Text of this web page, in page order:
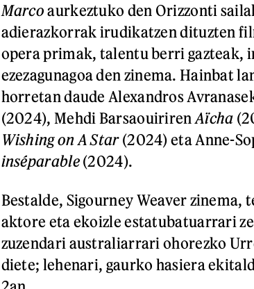
Marco aurkeztuko den Orizzonti
adierazkorrak irudikatzen dituzten
opera primak, talentu berri gazteak,
ezezagunagoa den zinema. Hainbat
horretan daude Alexandros
(2024), Mehdi Barsaouiriren Aïcha
Wishing on A Star(2024) eta Anne-
inséparable(2024).
Bestalde, Sigourney Weaver zinema,
aktore eta ekoizle estatubatuarrari
zuzendari australiarrari ohorezko
diete; lehenari, gaurko hasiera